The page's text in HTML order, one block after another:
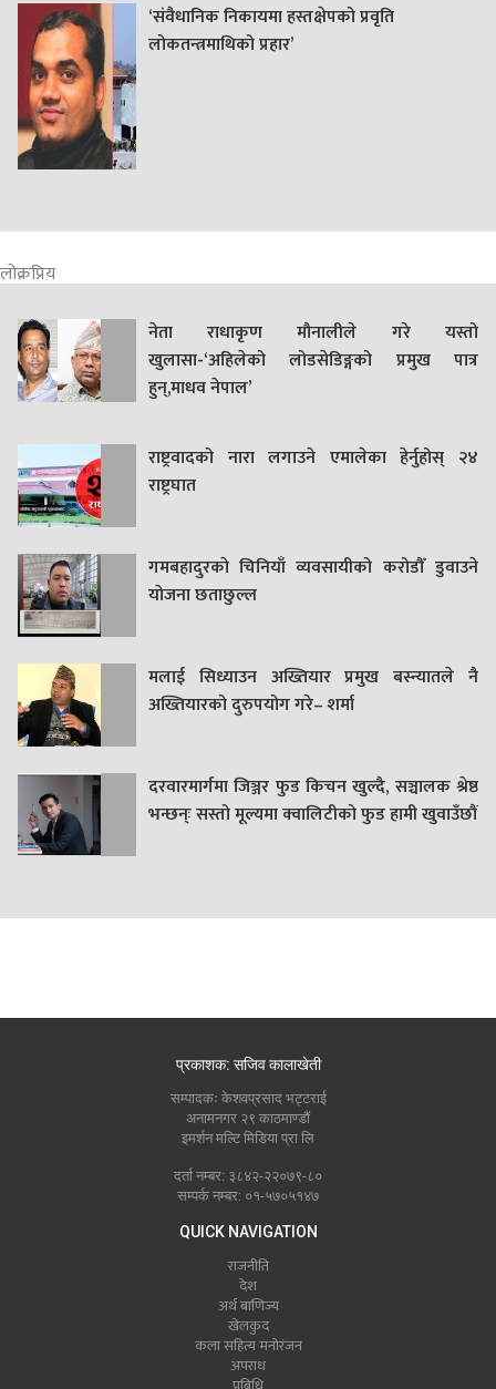
‘संवैधानिक निकायमा हस्तक्षेपको प्रवृति
लोकतन्त्रमाथिको प्रहार’
लोक्रप्रिय
नेता राधाकृण मौनालीले गरे यस्तो
खुलासा-‘अहिलेको लोडसेडिङ्गको प्रमुख पात्र
हुन्,माधव नेपाल’
राष्ट्रवादको नारा लगाउने एमालेका हेर्नुहोस् २४
राष्ट्रघात
गमबहादुरकाे चिनियाँ व्यवसायीको करोडौँ डुवाउने
याेजना छताछुल्ल
मलाई सिध्याउन अख्तियार प्रमुख बस्न्यातले नै
अख्तियारको दुरुपयोग गरे– शर्मा
दरवारमार्गमा जिञ्जर फुड किचन खुल्दै, सञ्चालक श्रेष्ठ
भन्छन्ः सस्तो मूल्यमा क्वालिटीको फुड हामी खुवाउँछौं
प्रकाशक: सजिव कालाखेती
सम्पादकः केशवप्रसाद भट्टराई
अनामनगर २९ काठमाण्डौं
इमर्शन मल्टि मिडिया प्रा लि
दर्ता नम्बर: ३८४२-२२०७९-८०
सम्पर्क नम्बर: ०१-५७०५१४७
QUICK NAVIGATION
राजनीति
देश
अर्थ बाणिज्य
खेलकुद
कला सहित्य मनोरंजन
अपराध